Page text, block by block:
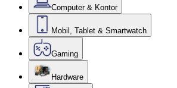
Computer & Kontor
Mobil, Tablet & Smartwatch
Gaming
Hardware